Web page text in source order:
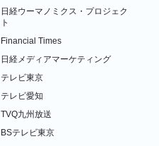
日経ウーマノミクス・プロジェク
ト
Financial Times
日経メディアマーケティング
テレビ東京
テレビ愛知
TVQ九州放送
BSテレビ東京